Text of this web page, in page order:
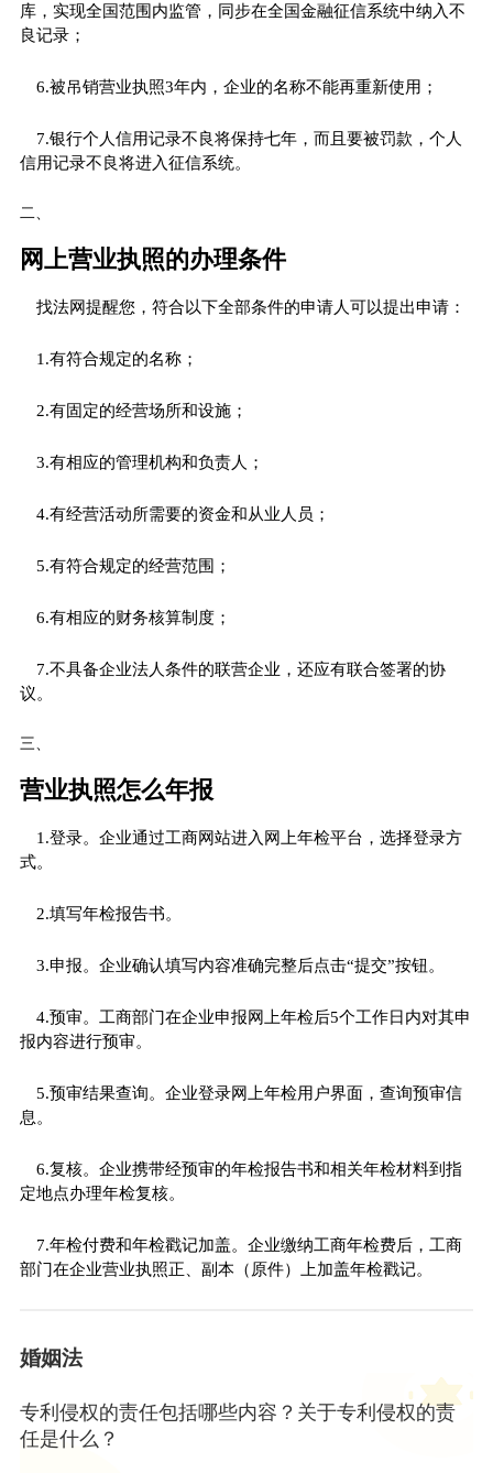
库，实现全国范围内监管，同步在全国金融征信系统中纳入不
良记录；
6.被吊销营业执照3年内，企业的名称不能再重新使用；
7.银行个人信用记录不良将保持七年，而且要被罚款，个人
信用记录不良将进入征信系统。
二、
网上营业执照的办理条件
找法网提醒您，符合以下全部条件的申请人可以提出申请：
1.有符合规定的名称；
2.有固定的经营场所和设施；
3.有相应的管理机构和负责人；
4.有经营活动所需要的资金和从业人员；
5.有符合规定的经营范围；
6.有相应的财务核算制度；
7.不具备企业法人条件的联营企业，还应有联合签署的协
议。
三、
营业执照怎么年报
1.登录。企业通过工商网站进入网上年检平台，选择登录方
式。
2.填写年检报告书。
3.申报。企业确认填写内容准确完整后点击“提交”按钮。
4.预审。工商部门在企业申报网上年检后5个工作日内对其申
报内容进行预审。
5.预审结果查询。企业登录网上年检用户界面，查询预审信
息。
6.复核。企业携带经预审的年检报告书和相关年检材料到指
定地点办理年检复核。
7.年检付费和年检戳记加盖。企业缴纳工商年检费后，工商
部门在企业营业执照正、副本（原件）上加盖年检戳记。
婚姻法
专利侵权的责任包括哪些内容？关于专利侵权的责
任是什么？